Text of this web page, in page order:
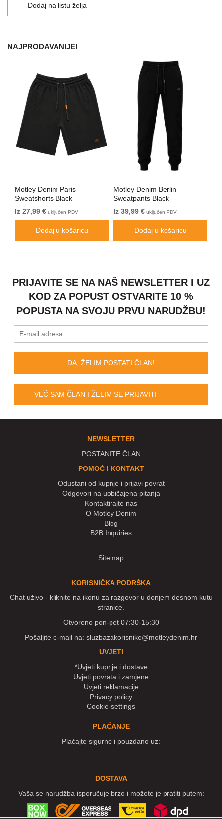
Dodaj na listu želja
NAJPRODAVANIJE!
Motley Denim Paris
Sweatshorts Black
Iz 27,99 € uključen PDV
Dodaj u košaricu
Motley Denim Berlin
Sweatpants Black
Iz 39,99 € uključen PDV
Dodaj u košaricu
PRIJAVITE SE NA NAŠ NEWSLETTER I UZ
KOD ZA POPUST OSTVARITE 10 %
POPUSTA NA SVOJU PRVU NARUDŽBU!
DA, ŽELIM POSTATI ČLAN!
VEĆ SAM ČLAN I ŽELIM SE PRIJAVITI
NEWSLETTER
POSTANITE ČLAN
POMOĆ I KONTAKT
Odustani od kupnje i prijavi povrat
Odgovori na uobičajena pitanja
Kontaktirajte nas
O Motley Denim
Blog
B2B Inquiries
Sitemap
KORISNIČKA PODRŠKA
Chat uživo - kliknite na ikonu za razgovor u donjem desnom kutu
stranice.
Otvoreno pon-pet 07:30-15:30
Pošaljite e-mail na: sluzbazakorisnike@motleydenim.hr
UVJETI
*Uvjeti kupnje i dostave
Uvjeti povrata i zamjene
Uvjeti reklamacije
Privacy policy
Cookie-settings
PLAĆANJE
Plaćajte sigurno i pouzdano uz:
DOSTAVA
Vaša se narudžba isporučuje brzo i možete je pratiti putem: